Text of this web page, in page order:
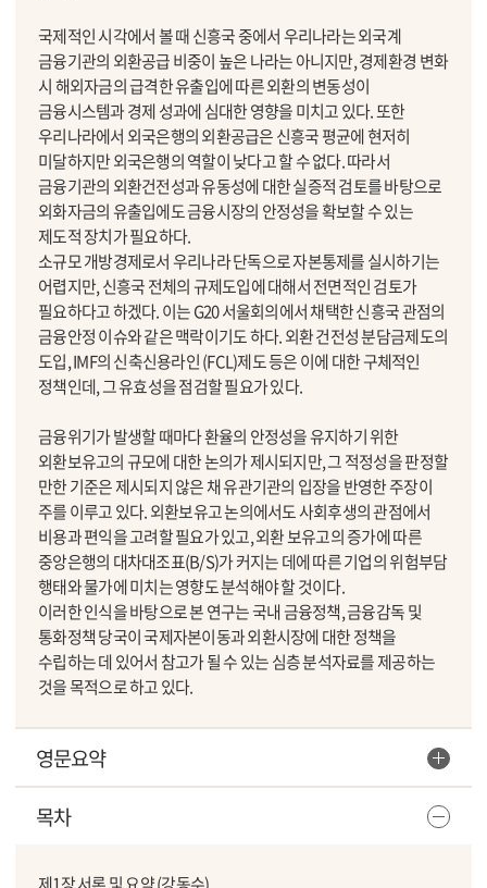
국제적인 시각에서 볼 때 신흥국 중에서 우리나라는 외국계
금융기관의 외환공급 비중이 높은 나라는 아니지만, 경제환경 변화
시 해외자금의 급격한 유출입에 따른 외환의 변동성이
금융시스템과 경제 성과에 심대한 영향을 미치고 있다. 또한
우리나라에서 외국은행의 외환공급은 신흥국 평균에 현저히
미달하지만 외국은행의 역할이 낮다고 할 수 없다. 따라서
금융기관의 외환건전성과 유동성에 대한 실증적 검토를 바탕으로
외화자금의 유출입에도 금융시장의 안정성을 확보할 수 있는
제도적 장치가 필요하다.
소규모 개방경제로서 우리나라 단독으로 자본통제를 실시하기는
어렵지만, 신흥국 전체의 규제도입에 대해서 전면적인 검토가
필요하다고 하겠다. 이는 G20 서울회의에서 채택한 신흥국 관점의
금융안정 이슈와 같은 맥락이기도 하다. 외환 건전성 분담금제도의
도입, IMF의 신축신용라인 (FCL)제도 등은 이에 대한 구체적인
정책인데, 그 유효성을 점검할 필요가 있다.
금융위기가 발생할 때마다 환율의 안정성을 유지하기 위한
외환보유고의 규모에 대한 논의가 제시되지만, 그 적정성을 판정할
만한 기준은 제시되지 않은 채 유관기관의 입장을 반영한 주장이
주를 이루고 있다. 외환보유고 논의에서도 사회후생의 관점에서
비용과 편익을 고려할 필요가 있고, 외환 보유고의 증가에 따른
중앙은행의 대차대조표(B/S)가 커지는 데에 따른 기업의 위험부담
행태와 물가에 미치는 영향도 분석해야 할 것이다.
이러한 인식을 바탕으로 본 연구는 국내 금융정책, 금융감독 및
통화정책 당국이 국제자본이동과 외환시장에 대한 정책을
수립하는 데 있어서 참고가 될 수 있는 심층 분석자료를 제공하는
것을 목적으로 하고 있다.
영문요약
목차